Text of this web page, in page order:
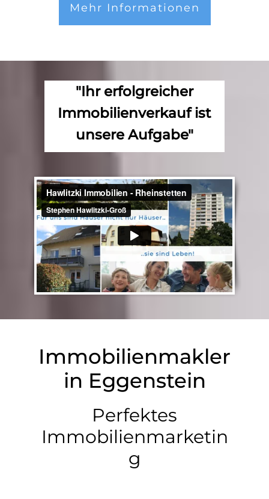
Mehr Informationen
"Ihr erfolgreicher
Immobilienverkauf ist
unsere Aufgabe"
Immobilienmakler
in Eggenstein
Perfektes
Immobilienmarketin
g